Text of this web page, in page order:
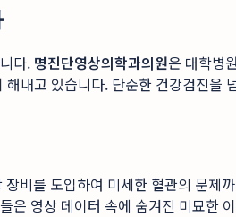
다. 명진단영상의학과의원은 대학병
내고 있습니다. 단순한 건강검진을
비를 도입하여 미세한 혈관의 문제
은 영상 데이터 속에 숨겨진 미묘한